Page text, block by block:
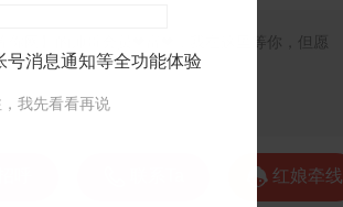
你网】的帅哥会员❤富❤，我在这里等你，但愿
 红娘牵线
号消息通知等全功能体验
我先看看再说